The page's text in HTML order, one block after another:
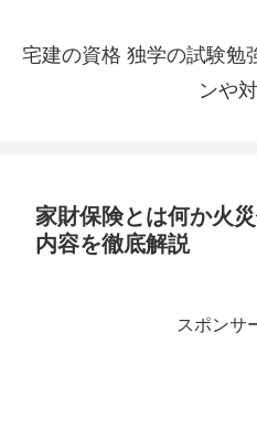
宅建の資格 独学の試験勉
ンや
家財保険とは何か火
内容を徹底解説
スポンサ